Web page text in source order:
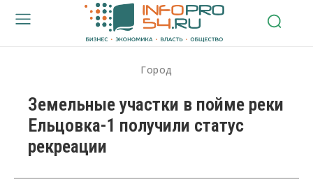
Город
Земельные участки в пойме реки
Ельцовка-1 получили статус
рекреации